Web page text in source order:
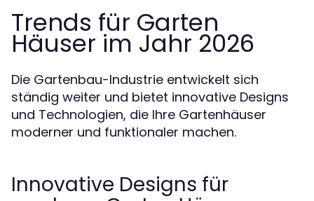
Trends für Garten
Häuser im Jahr 2026
Die Gartenbau-Industrie entwickelt sich
ständig weiter und bietet innovative Designs
und Technologien, die Ihre Gartenhäuser
moderner und funktionaler machen.
Innovative Designs für